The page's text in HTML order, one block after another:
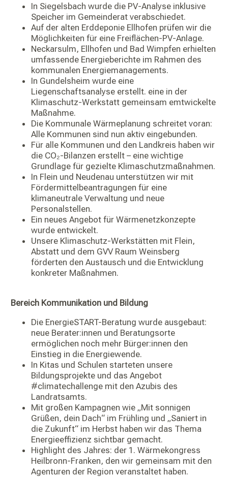
In Siegelsbach wurde die PV-Analyse inklusive
Speicher im Gemeinderat verabschiedet.
Auf der alten Erddeponie Ellhofen prüfen wir die
Möglichkeiten für eine Freiflächen-PV-Anlage.
Neckarsulm, Ellhofen und Bad Wimpfen erhielten
umfassende Energieberichte im Rahmen des
kommunalen Energiemanagements.
In Gundelsheim wurde eine
Liegenschaftsanalyse erstellt. eine in der
Klimaschutz-Werkstatt gemeinsam emtwickelte
Maßnahme.
Die Kommunale Wärmeplanung schreitet voran:
Alle Kommunen sind nun aktiv eingebunden.
Für alle Kommunen und den Landkreis haben wir
die CO₂-Bilanzen erstellt – eine wichtige
Grundlage für gezielte Klimaschutzmaßnahmen.
In Flein und Neudenau unterstützen wir mit
Fördermittelbeantragungen für eine
klimaneutrale Verwaltung und neue
Personalstellen.
Ein neues Angebot für Wärmenetzkonzepte
wurde entwickelt.
Unsere Klimaschutz-Werkstätten mit Flein,
Abstatt und dem GVV Raum Weinsberg
förderten den Austausch und die Entwicklung
konkreter Maßnahmen.
Bereich Kommunikation und Bildung
Die EnergieSTART-Beratung wurde ausgebaut:
neue Berater:innen und Beratungsorte
ermöglichen noch mehr Bürger:innen den
Einstieg in die Energiewende.
In Kitas und Schulen starteten unsere
Bildungsprojekte und das Angebot
#climatechallenge mit den Azubis des
Landratsamts.
Mit großen Kampagnen wie „Mit sonnigen
Grüßen, dein Dach“ im Frühling und „Saniert in
die Zukunft“ im Herbst haben wir das Thema
Energieeffizienz sichtbar gemacht.
Highlight des Jahres: der 1. Wärmekongress
Heilbronn-Franken, den wir gemeinsam mit den
Agenturen der Region veranstaltet haben.